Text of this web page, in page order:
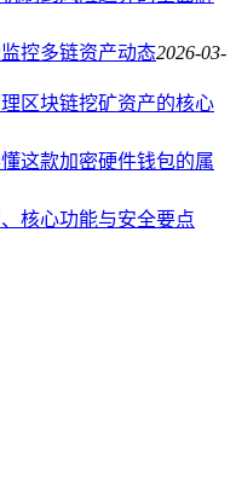
控多链资产动态2026-03-
区块链挖矿资产的核心
这款加密硬件钱包的属
核心功能与安全要点